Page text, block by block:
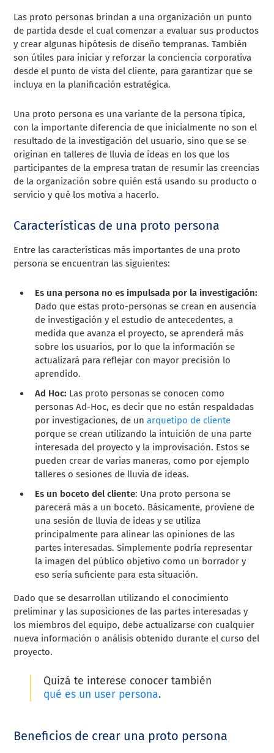
Las proto personas brindan a una organización un punto
de partida desde el cual comenzar a evaluar sus productos
y crear algunas hipótesis de diseño tempranas. También
son útiles para iniciar y reforzar la conciencia corporativa
desde el punto de vista del cliente, para garantizar que se
incluya en la planificación estratégica.
Una proto persona es una variante de la persona típica,
con la importante diferencia de que inicialmente no son el
resultado de la investigación del usuario, sino que se se
originan en talleres de lluvia de ideas en los que los
participantes de la empresa tratan de resumir las creencias
de la organización sobre quién está usando su producto o
servicio y qué los motiva a hacerlo.
Características de una proto persona
Entre las características más importantes de una proto
persona se encuentran las siguientes:
Es una persona no es impulsada por la investigación:
Dado que estas proto-personas se crean en ausencia
de investigación y el estudio de antecedentes, a
medida que avanza el proyecto, se aprenderá más
sobre los usuarios, por lo que la información se
actualizará para reflejar con mayor precisión lo
aprendido.
Ad Hoc: Las proto personas se conocen como
personas Ad-Hoc, es decir que no están respaldadas
por investigaciones, de unarquetipo de cliente
porque se crean utilizando la intuición de una parte
interesada del proyecto y la improvisación. Estos se
pueden crear de varias maneras, como por ejemplo
talleres o sesiones de lluvia de ideas.
Es un boceto del cliente: Una proto persona se
parecerá más a un boceto. Básicamente, proviene de
una sesión de lluvia de ideas y se utiliza
principalmente para alinear las opiniones de las
partes interesadas. Simplemente podría representar
la imagen del público objetivo como un borrador y
eso sería suficiente para esta situación.
Dado que se desarrollan utilizando el conocimiento
preliminar y las suposiciones de las partes interesadas y
los miembros del equipo, debe actualizarse con cualquier
nueva información o análisis obtenido durante el curso del
proyecto.
Quizá te interese conocer también
qué es un user persona.
Beneficios de crear una proto persona